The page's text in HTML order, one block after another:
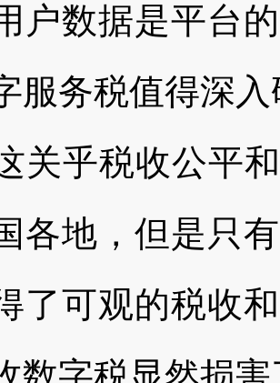
户数据是平台
服务税值得深
关乎税收公平
各地，但是只
了可观的税收